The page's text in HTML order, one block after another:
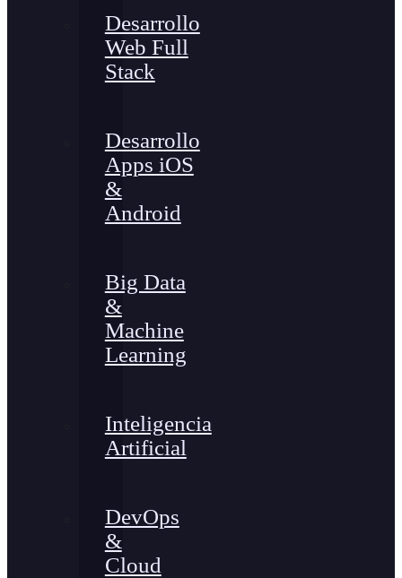
Desarrollo
Web Full
Stack
Desarrollo
Apps iOS
&
Android
Big Data
&
Machine
Learning
Inteligencia
Artificial
DevOps
&
Cloud